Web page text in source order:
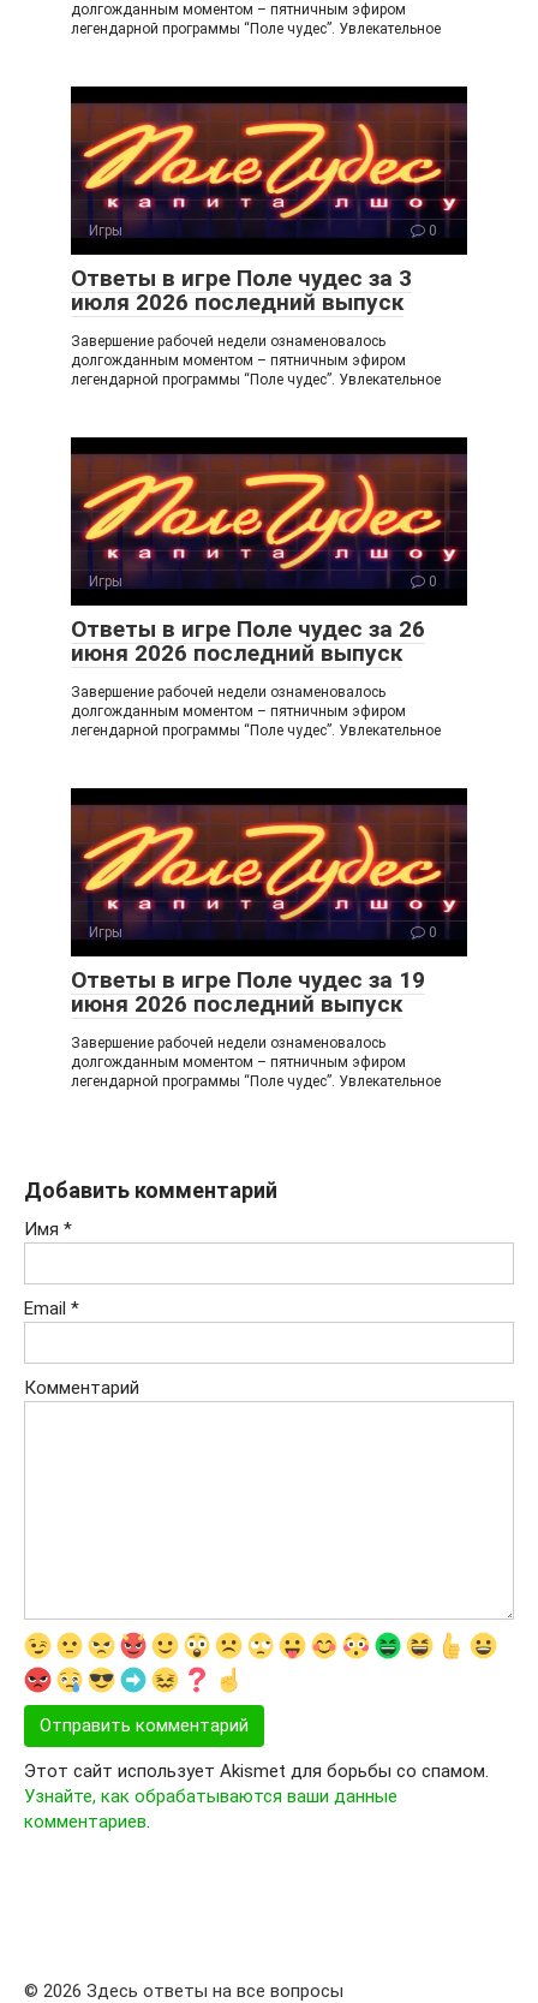
долгожданным моментом – пятничным эфиром
легендарной программы “Поле чудес”. Увлекательное
Игры 0
Ответы в игре Поле чудес за 3
июля 2026 последний выпуск
Завершение рабочей недели ознаменовалось
долгожданным моментом – пятничным эфиром
легендарной программы “Поле чудес”. Увлекательное
Игры 0
Ответы в игре Поле чудес за 26
июня 2026 последний выпуск
Завершение рабочей недели ознаменовалось
долгожданным моментом – пятничным эфиром
легендарной программы “Поле чудес”. Увлекательное
Игры 0
Ответы в игре Поле чудес за 19
июня 2026 последний выпуск
Завершение рабочей недели ознаменовалось
долгожданным моментом – пятничным эфиром
легендарной программы “Поле чудес”. Увлекательное
Добавить комментарий
Имя *
Email *
Комментарий
Этот сайт использует Akismet для борьбы со спамом.
Узнайте, как обрабатываются ваши данные
комментариев.
© 2026 Здесь ответы на все вопросы